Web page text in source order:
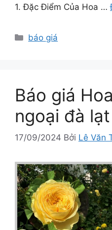
1. Đặc Điểm Của Hoa …
Danh
báo giá
Báo giá
ngoại đà
17/09/2024 Bởi Lê Văn